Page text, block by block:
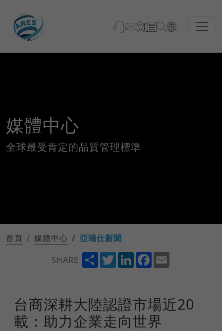
媒體中心
全球最受肯定的品質管理標準
首頁 媒體中心
亞瑞仕新聞
SHARE
ShareTwitterLinkedInFacebook
台商深耕大陸認證市場近20
載：助力企業走向世界